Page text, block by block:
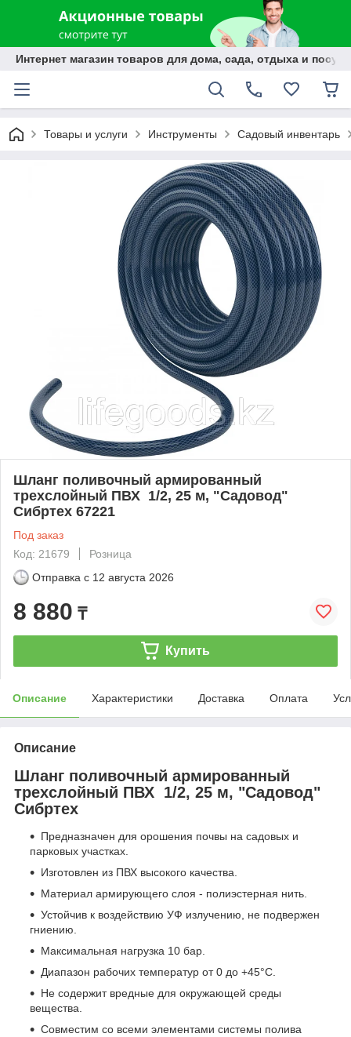
Интернет магазин товаров для дома, сада, отдыха и
Товары и услуги Инструменты Садовый инвентарь
Шланг поливочный армированный
трехслойный ПВХ 1/2, 25 м, "Садовод"
Сибртех 67221
Под заказ
Код: 21679
Розница
Отправка с 12 августа 2026
8 880 ₸
Купить
Описание Характеристики Доставка Оплата
Описание
Шланг поливочный армированный
трехслойный ПВХ 1/2, 25 м, "Садовод"
Сибртех
Предназначен для орошения почвы на садовых и
парковых участках.
Изготовлен из ПВХ высокого качества.
Материал армирующего слоя - полиэстерная нить.
Устойчив к воздействию УФ излучению, не подвержен
гниению.
Максимальная нагрузка 10 бар.
Диапазон рабочих температур от 0 до +45°С.
Не содержит вредные для окружающей среды
вещества.
Совместим со всеми элементами системы полива